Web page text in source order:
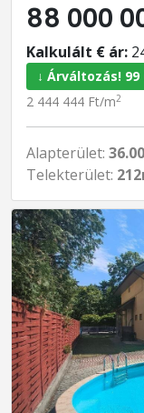
88 000
Kalkulált € ár:
↓ Árváltozás! 99
2 444 444 Ft/m2
Alapterület:
Telekterület: